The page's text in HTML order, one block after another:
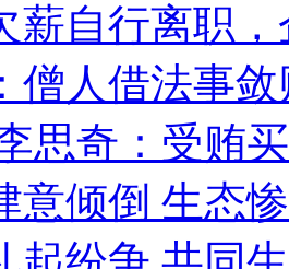
薪自行离职
僧人借法事
思奇：受贿
意倾倒 生态